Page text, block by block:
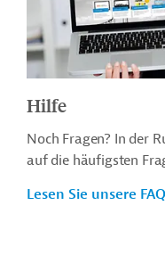
Hilfe
Noch Fragen? In der
auf die häufigsten
Lesen Sie unsere FAQ